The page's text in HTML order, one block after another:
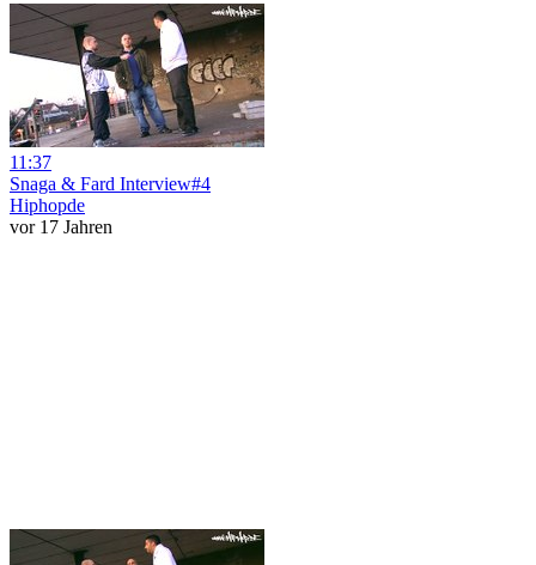
11:37
Snaga & Fard Interview#4
Hiphopde
vor 17 Jahren